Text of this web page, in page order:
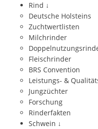
Rind ↓
Deutsche Holsteins
Zuchtwertlisten
Milchrinder
Fleischrinder
BRS Convention
Leistungs- &
Jungzüchter
Forschung
Rinderfakten
Schwein ↓